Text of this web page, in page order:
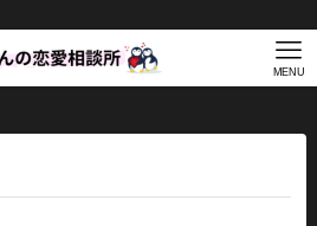
MENU